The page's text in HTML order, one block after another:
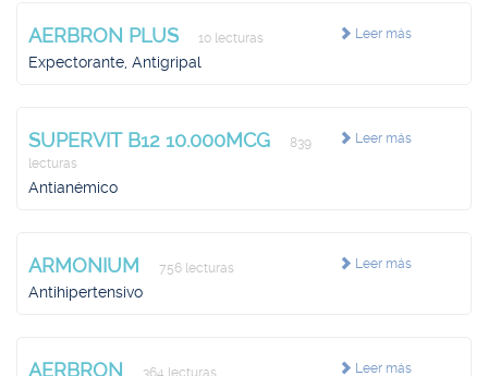
Leer más
AERBRON PLUS 10 lecturas
Expectorante, Antigripal
Leer más
SUPERVIT B12 10.000MCG
839
lecturas
Antianémico
Leer más
ARMONIUM 756 lecturas
Antihipertensivo
Leer más
AERBRON 364 lecturas